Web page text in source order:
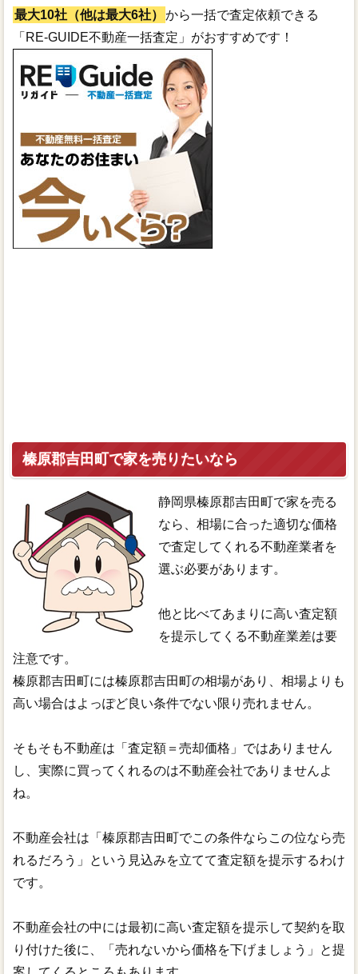
最大10社（他は最大6社）
から一括で査定依頼できる
「RE-GUIDE不動産一括査定」がおすすめです！
榛原郡吉田町で家を売りたいなら
静岡県榛原郡吉田町で家を売る
なら、相場に合った適切な価格
で査定してくれる不動産業者を
選ぶ必要があります。
他と比べてあまりに高い査定額
を提示してくる不動産業差は要
注意です。
榛原郡吉田町には榛原郡吉田町の相場があり、相場よりも
高い場合はよっぽど良い条件でない限り売れません。
そもそも不動産は「査定額＝売却価格」ではありません
し、実際に買ってくれるのは不動産会社でありませんよ
ね。
不動産会社は「榛原郡吉田町でこの条件ならこの位なら売
れるだろう」という見込みを立てて査定額を提示するわけ
です。
不動産会社の中には最初に高い査定額を提示して契約を取
り付けた後に、「売れないから価格を下げましょう」と提